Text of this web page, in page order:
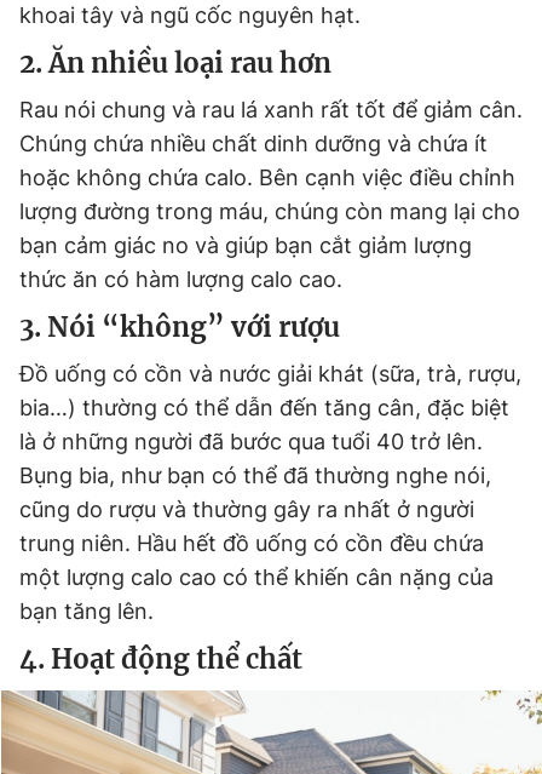
Giấy phép xuất bản số 110/GP - BTTTT cấp ngày 24.3.2020
© 2003-2026 Bản quyền thuộc về Báo Thanh Niên. Cấm sao
chép dưới mọi hình thức nếu không có sự chấp thuận bằng văn
bản. Phát triển bởi ePi Technologies, JSC.
khoai tây và ngũ cốc nguyên hạt.
2. Ăn nhiều loại rau hơn
Rau nói chung và rau lá xanh rất tốt để giảm cân.
Chúng chứa nhiều chất dinh dưỡng và chứa ít
hoặc không chứa calo. Bên cạnh việc điều chỉnh
lượng đường trong máu, chúng còn mang lại cho
bạn cảm giác no và giúp bạn cắt giảm lượng
thức ăn có hàm lượng calo cao.
3. Nói “không” với rượu
Đồ uống có cồn và nước giải khát (sữa, trà, rượu,
bia…) thường có thể dẫn đến tăng cân, đặc biệt
là ở những người đã bước qua tuổi 40 trở lên.
Bụng bia, như bạn có thể đã thường nghe nói,
cũng do rượu và thường gây ra nhất ở người
trung niên. Hầu hết đồ uống có cồn đều chứa
một lượng calo cao có thể khiến cân nặng của
bạn tăng lên.
4. Hoạt động thể chất